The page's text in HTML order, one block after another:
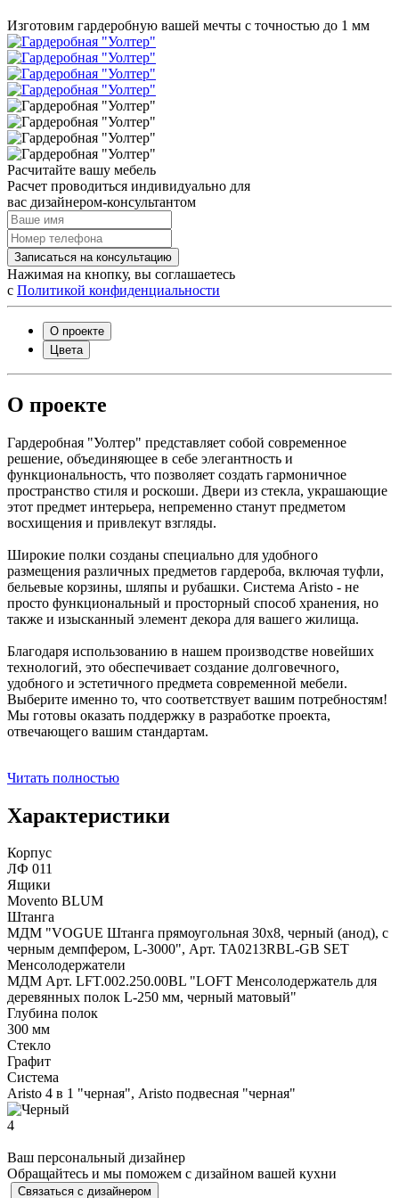
Изготовим гардеробную вашей мечты с точностью до 1 мм
Расчитайте вашу мебель
Расчет проводиться индивидуально для
вас дизайнером-консультантом
Записаться на консультацию
Нажимая на кнопку, вы соглашаетесь
с Политикой конфиденциальности
О проекте
Цвета
О проекте
Гардеробная "Уолтер" представляет собой современное
решение, объединяющее в себе элегантность и
функциональность, что позволяет создать гармоничное
пространство стиля и роскоши. Двери из стекла, украшающие
этот предмет интерьера, непременно станут предметом
восхищения и привлекут взгляды.
Широкие полки созданы специально для удобного
размещения различных предметов гардероба, включая туфли,
бельевые корзины, шляпы и рубашки. Система Aristo - не
просто функциональный и просторный способ хранения, но
также и изысканный элемент декора для вашего жилища.
Благодаря использованию в нашем производстве новейших
технологий, это обеспечивает создание долговечного,
удобного и эстетичного предмета современной мебели.
Выберите именно то, что соответствует вашим потребностям!
Мы готовы оказать поддержку в разработке проекта,
отвечающего вашим стандартам.
Читать полностью
Характеристики
Корпус
ЛФ 011
Ящики
Movento BLUM
Штанга
МДМ "VOGUE Штанга прямоугольная 30х8, черный (анод), с
черным демпфером, L-3000", Арт. TA0213RBL-GB SET
Менсолодержатели
МДМ Арт. LFT.002.250.00BL "LOFT Менсолодержатель для
деревянных полок L-250 мм, черный матовый"
Глубина полок
300 мм
Стекло
Графит
Система
Aristo 4 в 1 "черная", Aristo подвесная "черная"
4
Ваш персональный дизайнер
Обращайтесь и мы поможем с дизайном вашей кухни
Связаться с дизайнером